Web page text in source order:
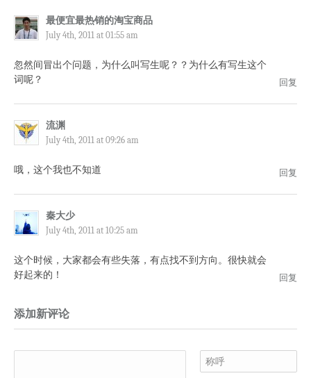
最便宜最热销的淘宝商品
July 4th, 2011 at 01:55 am
忽然间冒出个问题，为什么叫写生呢？？为什么有写生这个
词呢？
回复
流渊
July 4th, 2011 at 09:26 am
哦，这个我也不知道 回复
秦大少
July 4th, 2011 at 10:25 am
这个时候，大家都会有些失落，有点找不到方向。很快就会
好起来的！
回复
添加新评论
称呼